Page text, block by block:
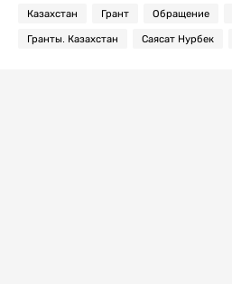
Казахстан Грант Обращение
Гранты. Казахстан Саясат Нурбек